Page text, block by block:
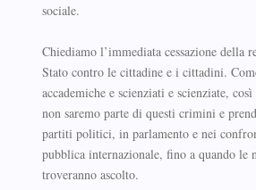
sociale.
Chiediamo l’immediata cessazione della
Stato contro le cittadine e i cittadini.
accademiche e scienziati e scienziate,
non saremo parte di questi crimini e
partiti politici, in parlamento e nei
pubblica internazionale, fino a quando le
troveranno ascolto.